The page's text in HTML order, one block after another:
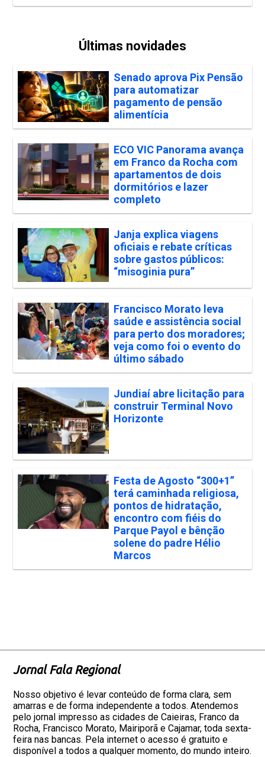
Últimas novidades
Senado aprova Pix Pensão
para automatizar
pagamento de pensão
alimentícia
ECO VIC Panorama avança
em Franco da Rocha com
apartamentos de dois
dormitórios e lazer
completo
Janja explica viagens
oficiais e rebate críticas
sobre gastos públicos:
“misoginia pura”
Francisco Morato leva
saúde e assistência social
para perto dos moradores;
veja como foi o evento do
último sábado
Jundiaí abre licitação para
construir Terminal Novo
Horizonte
Festa de Agosto “300+1”
terá caminhada religiosa,
pontos de hidratação,
encontro com fiéis do
Parque Payol e bênção
solene do padre Hélio
Marcos
Jornal Fala Regional
Nosso objetivo é levar conteúdo de forma clara, sem
amarras e de forma independente a todos. Atendemos
pelo jornal impresso as cidades de Caieiras, Franco da
Rocha, Francisco Morato, Mairiporã e Cajamar, toda sexta-
feira nas bancas. Pela internet o acesso é gratuito e
disponível a todos a qualquer momento, do mundo inteiro.